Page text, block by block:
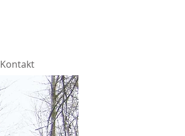
Kontakt